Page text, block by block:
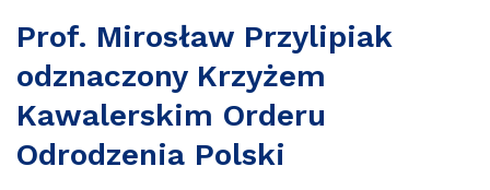
Prof. Mirosław Przylipiak
odznaczony Krzyżem
Kawalerskim Orderu
Odrodzenia Polski